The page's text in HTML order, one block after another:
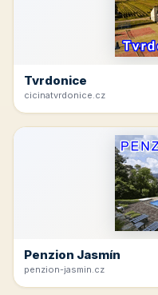
Tvrdonice
cicinatvrdonice.cz
Penzion Jasmín
penzion-jasmin.cz